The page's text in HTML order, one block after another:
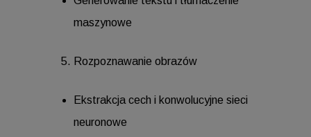
maszynowe
Rozpoznawanie obrazów
Ekstrakcja cech i konwolucyjne sieci
neuronowe